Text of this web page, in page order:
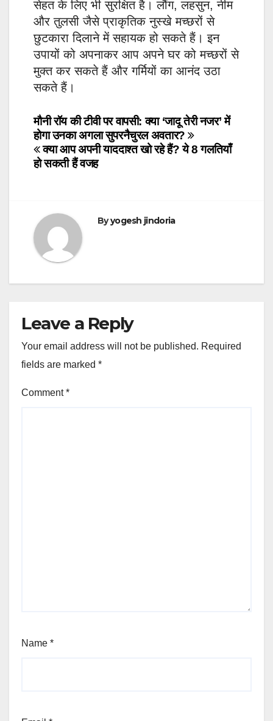
सेहत के लिए भी सुरक्षित है। लौंग, लहसुन, नीम
और तुलसी जैसे प्राकृतिक नुस्खे मच्छरों से
छुटकारा दिलाने में सहायक हो सकते हैं। इन
उपायों को अपनाकर आप अपने घर को मच्छरों से
मुक्त कर सकते हैं और गर्मियों का आनंद उठा
सकते हैं।
Post
navigation
मौनी रॉय की टीवी पर वापसी: क्या ‘जादू तेरी नजर’ में
होगा उनका अगला सुपरनैचुरल अवतार?
क्या आप अपनी याददाश्त खो रहे हैं? ये 8 गलतियाँ
हो सकती हैं वजह
Byyogesh jindoria
Leave a Reply
Your email address will not be published. Required
fields are marked *
Comment*
Name *